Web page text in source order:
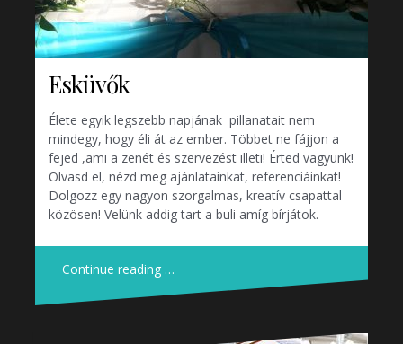
Esküvők
Élete egyik legszebb napjának pillanatait nem
mindegy, hogy éli át az ember. Többet ne fájjon a
fejed ,ami a zenét és szervezést illeti! Érted vagyunk!
Olvasd el, nézd meg ajánlatainkat, referenciáinkat!
Dolgozz egy nagyon szorgalmas, kreatív csapattal
közösen! Velünk addig tart a buli amíg bírjátok.
Continue reading …